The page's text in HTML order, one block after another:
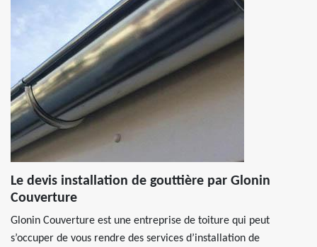
Le devis installation de gouttière par Glonin
Couverture
Glonin Couverture est une entreprise de toiture qui peut
s’occuper de vous rendre des services d’installation de